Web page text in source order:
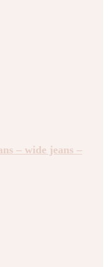
– wide jeans –